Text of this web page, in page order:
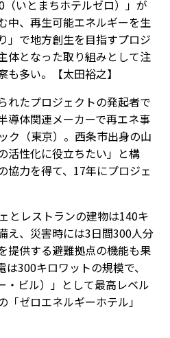
いとまちホテルゼロ）」が
中、再生可能エネルギーを生
」で地方創生を目指すプロジ
体となった取り組みとして注
多い。【太田裕之】
れたプロジェクトの発起者で
導体関連メーカーで再エネ事
ク（東京）。西条市出身の山
活性化に役立ちたい」と構
協力を得て、17年にプロジェ
とレストランの建物は140キ
え、災害時には3日間300人分
提供する避難拠点の機能も果
300キロワットの規模で、
・ビル）」として最高レベル
ゼロエネルギーホテル」